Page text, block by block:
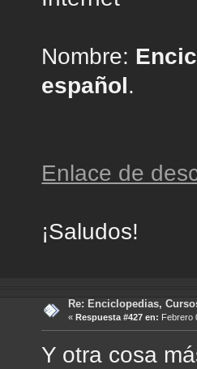
Nombre:
español.
Enlace de
¡Saludos!
Re: Enciclopedias,
« Respuesta #427 en: Febrero
Y otra cosa